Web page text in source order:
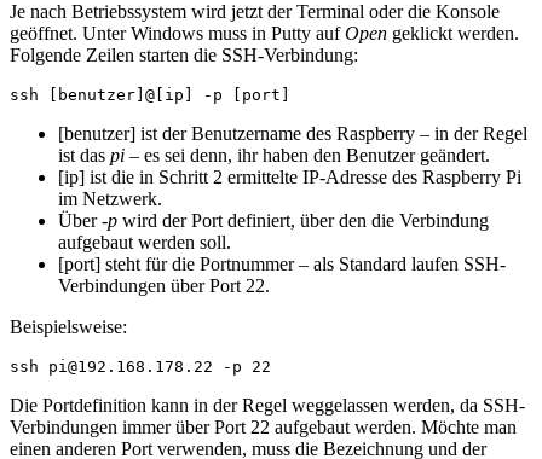
Je nach Betriebssystem wird jetzt der Terminal oder die Konsole
geöffnet. Unter Windows muss in Putty aufOpen geklickt werden.
Folgende Zeilen starten die SSH-Verbindung:
ssh [benutzer]@[ip] -p [port]
[benutzer] ist der Benutzername des Raspberry – in der Regel
ist das pi – es sei denn, ihr haben den Benutzer geändert.
[ip] ist die in Schritt 2 ermittelte IP-Adresse des Raspberry Pi
im Netzwerk.
Über-p wird der Port definiert, über den die Verbindung
aufgebaut werden soll.
[port] steht für die Portnummer – als Standard laufen SSH-
Verbindungen über Port 22.
Beispielsweise:
ssh pi@192.168.178.22 -p 22
Die Portdefinition kann in der Regel weggelassen werden, da SSH-
Verbindungen immer über Port 22 aufgebaut werden. Möchte man
einen anderen Port verwenden, muss die Bezeichnung und der